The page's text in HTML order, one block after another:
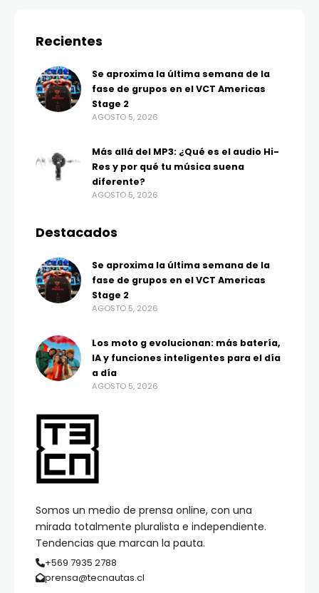
Somos un medio de prensa online, con una
mirada totalmente pluralista e independiente.
Tendencias que marcan la pauta.
+569 7935 2788
prensa@tecnautas.cl
Recientes
Se aproxima la última semana de la
fase de grupos en el VCT Americas
Stage 2
AGOSTO 5, 2026
Más allá del MP3: ¿Qué es el audio Hi-
Res y por qué tu música suena
diferente?
AGOSTO 5, 2026
Destacados
Se aproxima la última semana de la
fase de grupos en el VCT Americas
Stage 2
AGOSTO 5, 2026
Los moto g evolucionan: más batería,
IA y funciones inteligentes para el día
a día
AGOSTO 5, 2026